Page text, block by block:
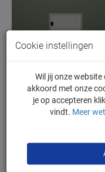
Bjorn XL
kozijn – tot 100 cm breed
tot 301 cm hoog – met
beslag – tijdloos
Cookie instellingen
Wil jij onze
akkoord met onze
je op accepteren
vindt. Meer